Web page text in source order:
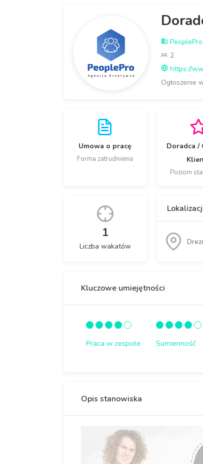
PeoplePro
2
https://
Ogłoszenie
Umowa o pracę
Forma zatrudnienia
Doradca /
Poziom
1
Liczba wakatów
Kluczowe umiejętności
Praca w zespole Sumienność
Opis stanowiska